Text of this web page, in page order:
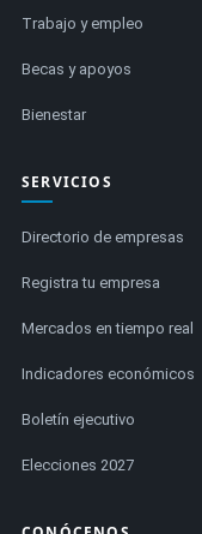
Trabajo y empleo
Becas y apoyos
Bienestar
SERVICIOS
Directorio de empresas
Registra tu empresa
Mercados en tiempo real
Indicadores económicos
Boletín ejecutivo
Elecciones 2027